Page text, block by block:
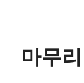
마무리